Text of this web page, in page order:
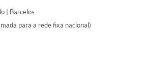
| Barcelos
para a rede fixa nacional)